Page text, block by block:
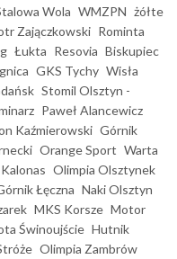
Wola WMZPN żółte
Zajączkowski Rominta
Łukta Resovia Biskupiec
GKS Tychy Wisła
Stomil Olsztyn -
Paweł Alancewicz
Kaźmierowski Górnik
Orange Sport Warta
Olimpia Olsztynek
Łęczna Naki Olsztyn
MKS Korsze Motor
Świnoujście Hutnik
Olimpia Zambrów